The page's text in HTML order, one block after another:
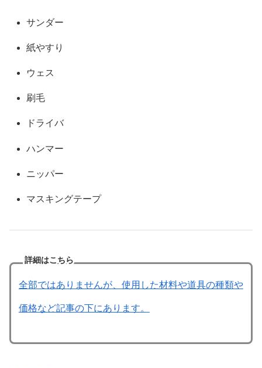
サンダー
紙やすり
ウェス
刷毛
ドライバ
ハンマー
ニッパー
マスキングテープ
詳細はこちら
全部ではありませんが、使用した材料や道具の種類や
価格など記事の下にあります。